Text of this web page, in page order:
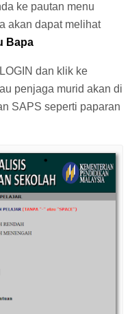
ke pautan menu
akan dapat melihat
Bapa
dan klik ke
penjaga murid akan di
SAPS seperti paparan